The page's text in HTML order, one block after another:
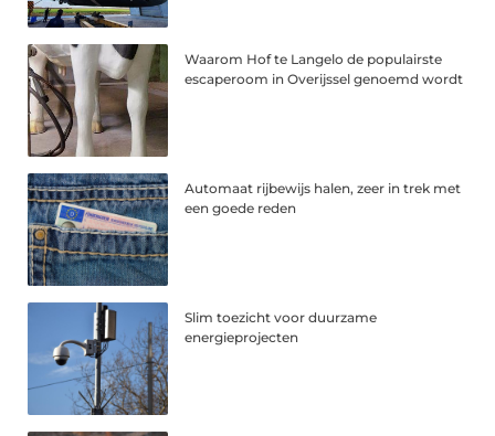
Waarom Hof te Langelo de populairste
escaperoom in Overijssel genoemd wordt
Automaat rijbewijs halen, zeer in trek met
een goede reden
Slim toezicht voor duurzame
energieprojecten